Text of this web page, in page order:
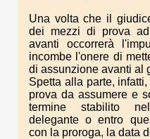
Una volta che il
dei mezzi di prova
avanti occorrerà
incombe l'onere di
di assunzione avanti al
Spetta alla parte,
prova da assumere e
termine stabilito
delegante o entro
con la proroga, la data